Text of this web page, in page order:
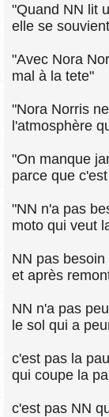
"Quand NN lit
elle se
"Avec Nora
mal à la tete"
"Nora Norris
l'atmosphère
"On manque
parce que
"NN n'a pas
moto qui veut
NN pas
et après
NN n'a pas
le sol qui a
c'est pas la
qui coupe la
c'est pas NN